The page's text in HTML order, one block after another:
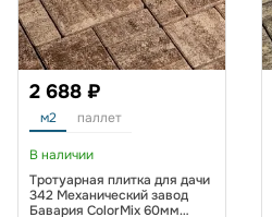
2 688 ₽
м2 паллет
В наличии
Тротуарная плитка для дачи
342 Механический завод
Бавария ColorMix 60мм